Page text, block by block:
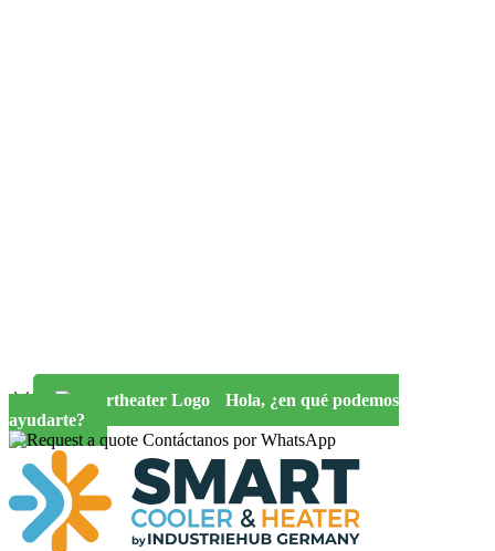
Hola, ¿en qué podemos
ayudarte?
Contáctanos por WhatsApp